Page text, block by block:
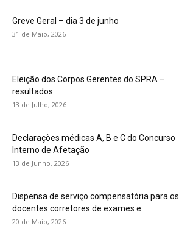
Greve Geral – dia 3 de junho
31 de Maio, 2026
Eleição dos Corpos Gerentes do SPRA –
resultados
13 de Julho, 2026
Declarações médicas A, B e C do Concurso
Interno de Afetação
13 de Junho, 2026
Dispensa de serviço compensatória para os
docentes corretores de exames e...
20 de Maio, 2026